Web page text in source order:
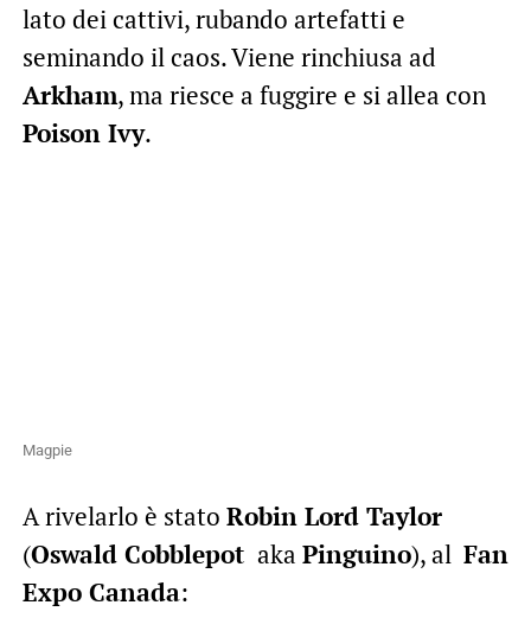
lato dei cattivi, rubando artefatti e
seminando il caos. Viene rinchiusa ad
Arkham, ma riesce a fuggire e si allea con
Poison Ivy.
Magpie
A rivelarlo è stato Robin Lord Taylor
(Oswald Cobblepot aka Pinguino), al Fan
Expo Canada: